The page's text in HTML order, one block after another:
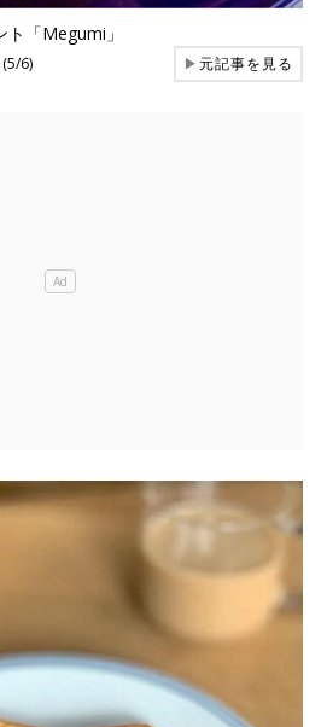
「Megumi」
6) ▶元記事を見る